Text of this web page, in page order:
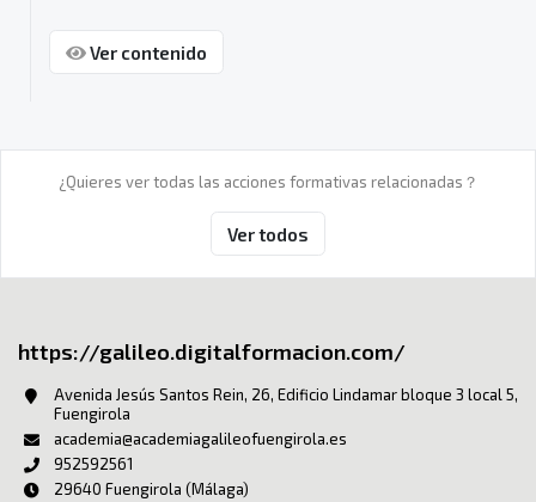
Ver contenido
¿Quieres ver todas las acciones formativas relacionadas？
Ver todos
https://galileo.digitalformacion.com/
Avenida Jesús Santos Rein, 26, Edificio Lindamar bloque 3 local 5,
Fuengirola
academia@academiagalileofuengirola.es
952592561
29640 Fuengirola (Málaga)